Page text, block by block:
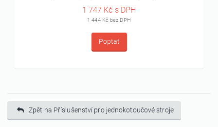
1 747 Kč s DPH
1 444 Kč bez DPH
Poptat
Zpět na Příslušenství pro jednokotoučové stroje